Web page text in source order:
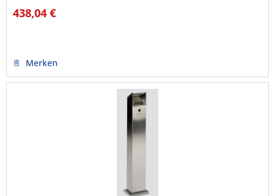
438,04 €
Merken